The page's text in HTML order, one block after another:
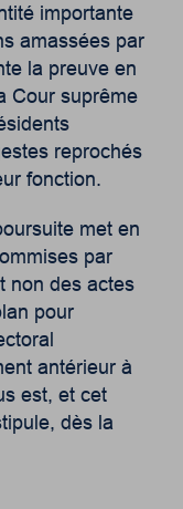
importante
amassées par
la preuve en
Cour suprême
reprochés
fonction.
met en
par
non des actes
pour
antérieur à
est, et cet
dès la